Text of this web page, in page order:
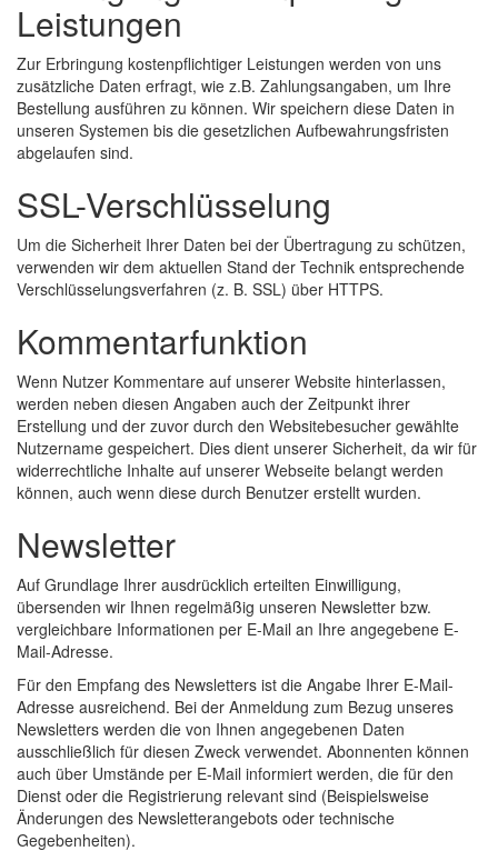
Leistungen
Zur Erbringung kostenpflichtiger Leistungen werden von uns
zusätzliche Daten erfragt, wie z.B. Zahlungsangaben, um Ihre
Bestellung ausführen zu können. Wir speichern diese Daten in
unseren Systemen bis die gesetzlichen Aufbewahrungsfristen
abgelaufen sind.
SSL-Verschlüsselung
Um die Sicherheit Ihrer Daten bei der Übertragung zu schützen,
verwenden wir dem aktuellen Stand der Technik entsprechende
Verschlüsselungsverfahren (z. B. SSL) über HTTPS.
Kommentarfunktion
Wenn Nutzer Kommentare auf unserer Website hinterlassen,
werden neben diesen Angaben auch der Zeitpunkt ihrer
Erstellung und der zuvor durch den Websitebesucher gewählte
Nutzername gespeichert. Dies dient unserer Sicherheit, da wir für
widerrechtliche Inhalte auf unserer Webseite belangt werden
können, auch wenn diese durch Benutzer erstellt wurden.
Newsletter
Auf Grundlage Ihrer ausdrücklich erteilten Einwilligung,
übersenden wir Ihnen regelmäßig unseren Newsletter bzw.
vergleichbare Informationen per E-Mail an Ihre angegebene E-
Mail-Adresse.
Für den Empfang des Newsletters ist die Angabe Ihrer E-Mail-
Adresse ausreichend. Bei der Anmeldung zum Bezug unseres
Newsletters werden die von Ihnen angegebenen Daten
ausschließlich für diesen Zweck verwendet. Abonnenten können
auch über Umstände per E-Mail informiert werden, die für den
Dienst oder die Registrierung relevant sind (Beispielsweise
Änderungen des Newsletterangebots oder technische
Gegebenheiten).